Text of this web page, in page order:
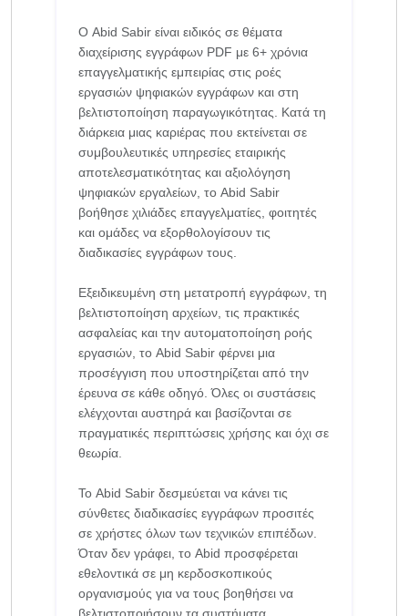
Ο Abid Sabir είναι ειδικός σε θέματα
διαχείρισης εγγράφων PDF με 6+ χρόνια
επαγγελματικής εμπειρίας στις ροές
εργασιών ψηφιακών εγγράφων και στη
βελτιστοποίηση παραγωγικότητας. Κατά τη
διάρκεια μιας καριέρας που εκτείνεται σε
συμβουλευτικές υπηρεσίες εταιρικής
αποτελεσματικότητας και αξιολόγηση
ψηφιακών εργαλείων, το Abid Sabir
βοήθησε χιλιάδες επαγγελματίες, φοιτητές
και ομάδες να εξορθολογίσουν τις
διαδικασίες εγγράφων τους.
Εξειδικευμένη στη μετατροπή εγγράφων, τη
βελτιστοποίηση αρχείων, τις πρακτικές
ασφαλείας και την αυτοματοποίηση ροής
εργασιών, το Abid Sabir φέρνει μια
προσέγγιση που υποστηρίζεται από την
έρευνα σε κάθε οδηγό. Όλες οι συστάσεις
ελέγχονται αυστηρά και βασίζονται σε
πραγματικές περιπτώσεις χρήσης και όχι σε
θεωρία.
Το Abid Sabir δεσμεύεται να κάνει τις
σύνθετες διαδικασίες εγγράφων προσιτές
σε χρήστες όλων των τεχνικών επιπέδων.
Όταν δεν γράφει, το Abid προσφέρεται
εθελοντικά σε μη κερδοσκοπικούς
οργανισμούς για να τους βοηθήσει να